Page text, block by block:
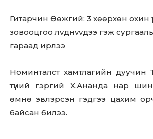
Гитарчин Өөжгий: 3 хөөрхөн охин
зовooцroo лvднvvдээ гэж
гараад ирлээ
Номинталст хамтлагийн дуучин
түүний гэргий Х.Ананда нар
өмнө эвлэрсэн гэдгээ цахим
байсан билээ.